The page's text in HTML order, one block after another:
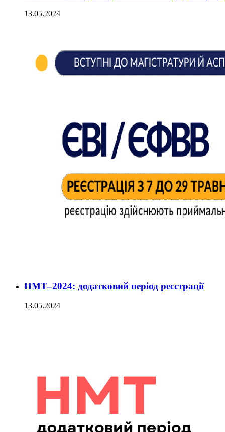
13.05.2024
НМТ–2024: додатковий період реєстрації
13.05.2024